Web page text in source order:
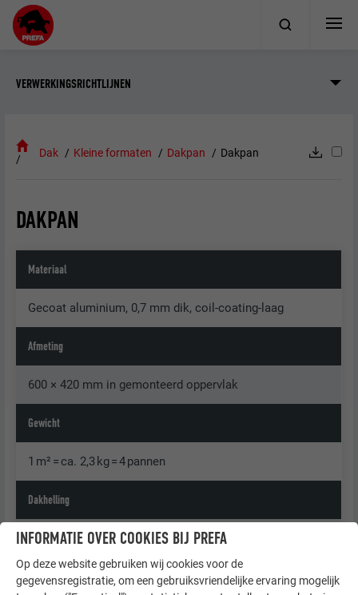
VERWERKINGSRICHTLIJNEN
Dak Kleine formaten Dakpan Dakpan
DAKPAN
Materiaal
Gecoat aluminium, 0,7 mm dik, coil-coating-laag
Afmeting
600 × 420 mm in gemonteerd oppervlak
Gewicht
1 m² = ca. 2,3 kg = 4 pannen
Dakhelling
vanaf 12° = ca. 21 % (bij een spantlengte tot 7 m)
vanaf 14° = ca. 25 % (bij een spantlengte van 7–12 m)
vanaf 16° = ca. 29 % (bij een spantlengte van meer dan
INFORMATIE OVER COOKIES BIJ PREFA
Op deze website gebruiken wij cookies voor de
gegevensregistratie, om een gebruiksvriendelijke ervaring mogelijk